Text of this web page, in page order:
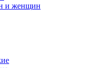
и женщин